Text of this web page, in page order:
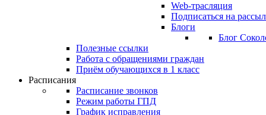
Web-трасляция
Подписаться на
Блоги
Блог
Полезные ссылки
Работа с обращениями граждан
Приём обучающихся в 1 класс
Расписания
Расписание звонков
Режим работы ГПД
График исправления